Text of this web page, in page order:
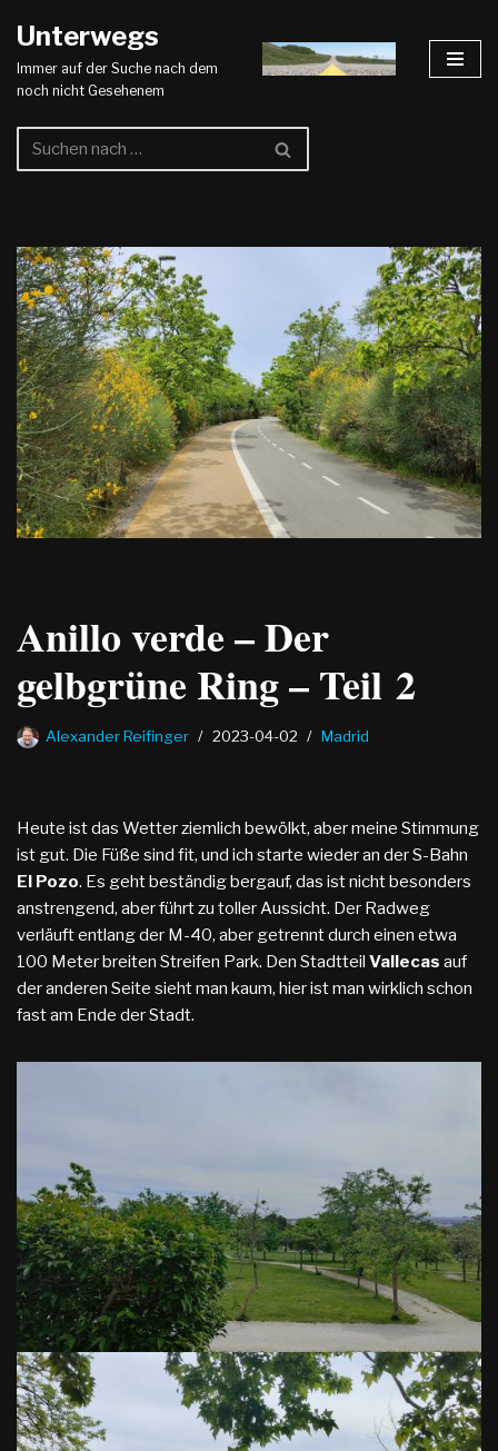
Zum
Inhalt
Unterwegs
Immer auf der Suche nach dem
noch nicht Gesehenem
Anillo verde – Der
gelbgrüne Ring – Teil 2
Alexander Reifinger 2023-04-02 Madrid
Heute ist das Wetter ziemlich bewölkt, aber meine Stimmung
ist gut. Die Füße sind fit, und ich starte wieder an der S-Bahn
El Pozo. Es geht beständig bergauf, das ist nicht besonders
anstrengend, aber führt zu toller Aussicht. Der Radweg
verläuft entlang der M-40, aber getrennt durch einen etwa
100 Meter breiten Streifen Park. Den Stadtteil Vallecas auf
der anderen Seite sieht man kaum, hier ist man wirklich schon
fast am Ende der Stadt.